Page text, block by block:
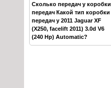
Сколько передач у коробки
передач Какой тип коробки
передач у 2011 Jaguar XF
(X250, facelift 2011) 3.0d V6
(240 Hp) Automatic?